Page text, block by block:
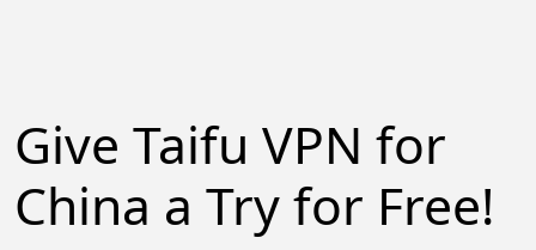
Give Taifu VPN for
China a Try for Free!